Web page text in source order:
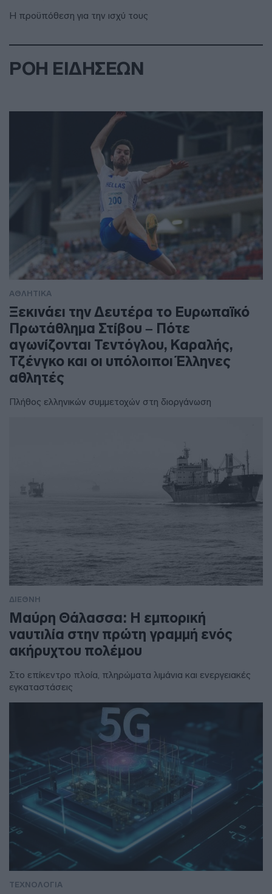
Η προϋπόθεση για την ισχύ τους
ΡΟΗ ΕΙΔΗΣΕΩΝ
ΑΘΛΗΤΙΚΑ
Ξεκινάει την Δευτέρα το Ευρωπαϊκό
Πρωτάθλημα Στίβου – Πότε
αγωνίζονται Τεντόγλου, Καραλής,
Τζένγκο και οι υπόλοιποι Έλληνες
αθλητές
Πλήθος ελληνικών συμμετοχών στη διοργάνωση
ΔΙΕΘΝΗ
Μαύρη Θάλασσα: Η εμπορική
ναυτιλία στην πρώτη γραμμή ενός
ακήρυχτου πολέμου
Στο επίκεντρο πλοία, πληρώματα λιμάνια και ενεργειακές
εγκαταστάσεις
ΤΕΧΝΟΛΟΓΙΑ